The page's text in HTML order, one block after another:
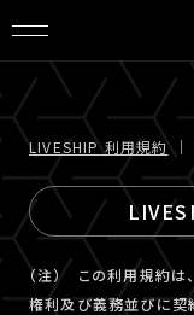
会員登録
LIVESHIP 利⽤規約｜
（注） この利用規約は
権利及び義務並びに契